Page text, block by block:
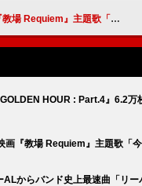
今日という日を」スタジオライブ映像を公開
GOLDEN HOUR : Part.4』6.2
画『教場 Requiem』主題歌「
ALからバンド史上最速曲「リ